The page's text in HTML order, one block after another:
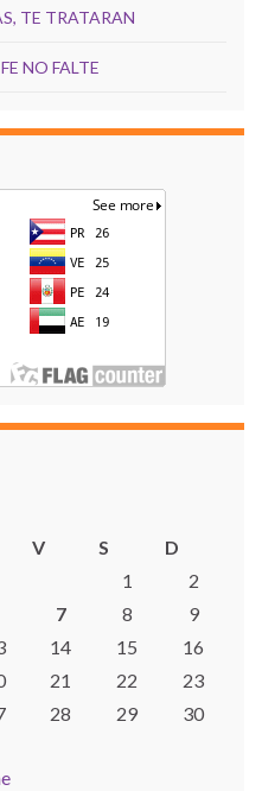
TE TRATARAN
NO FALTE
V S
D
1
2
7 8
9
14 15
16
21 22
23
28 29
30